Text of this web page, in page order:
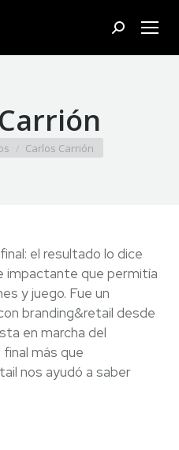
Buscar:
Carlos Carrión
el resultado lo dice
impactante que permitía
y juego. Fue un
branding&retail desde
en marcha del
más que
nos ayudó a saber